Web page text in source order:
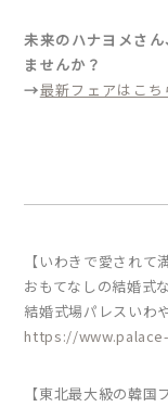
未来のハナヨメさ
ませんか？
→最新フェアはこち
【いわきで愛されて
おもてなしの結婚式な
結婚式場パレスいわ
https://
【東北最大級の韓国